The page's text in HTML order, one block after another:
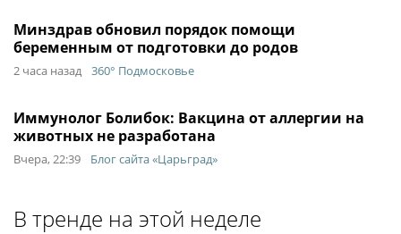
Минздрав обновил порядок помощи
беременным от подготовки до родов
2 часа назад 360° Подмосковье
Иммунолог Болибок: Вакцина от аллергии на
животных не разработана
Вчера, 22:39 Блог сайта «Царьград»
В тренде на этой неделе